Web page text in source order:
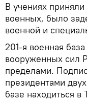
В учениях приняли
военных, было
военной и
201-я военная
вооруженных сил
пределами.
президентами
базе находиться в